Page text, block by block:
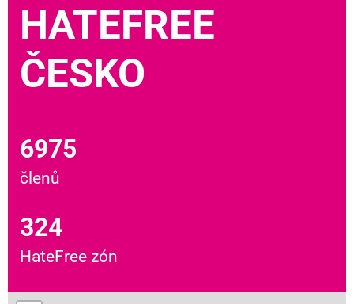
HATEFREE
ČESKO
6975
členů
324
HateFree zón